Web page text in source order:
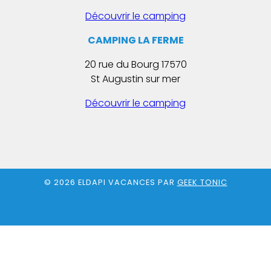
Découvrir le camping
CAMPING LA FERME
20 rue du Bourg 17570
St Augustin sur mer
Découvrir le camping
© 2026 ELDAPI VACANCES PAR GEEK TONIC